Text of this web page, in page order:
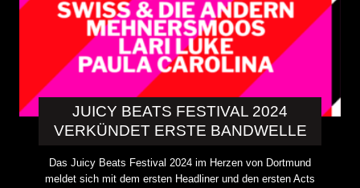
JUICY BEATS FESTIVAL 2024
VERKÜNDET ERSTE BANDWELLE
Das Juicy Beats Festival 2024 im Herzen von Dortmund
meldet sich mit dem ersten Headliner und den ersten Acts